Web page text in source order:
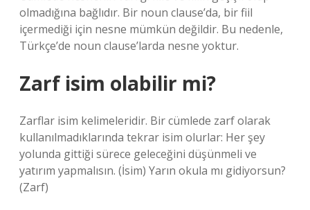
olmadığına bağlıdır. Bir noun clause’da, bir fiil
içermediği için nesne mümkün değildir. Bu nedenle,
Türkçe’de noun clause’larda nesne yoktur.
Zarf isim olabilir mi?
Zarflar isim kelimeleridir. Bir cümlede zarf olarak
kullanılmadıklarında tekrar isim olurlar: Her şey
yolunda gittiği sürece geleceğini düşünmeli ve
yatırım yapmalısın. (İsim) Yarın okula mı gidiyorsun?
(Zarf)